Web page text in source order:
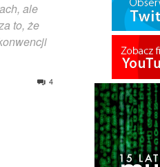
ale
to, że
4